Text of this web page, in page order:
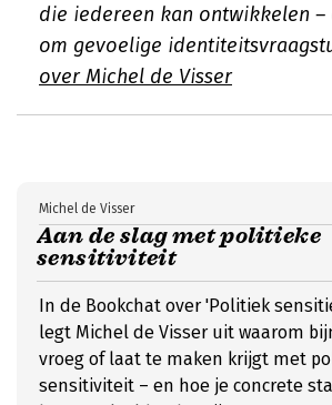
die iedereen kan ontwikkelen
om gevoelige
over Michel de Visser
Aan de slag met politieke
sensitiviteit
Michel de Visser
In de Bookchat over 'Politiek
legt Michel de Visser uit waarom
vroeg of laat te maken krijgt met
sensitiviteit – en hoe je concrete